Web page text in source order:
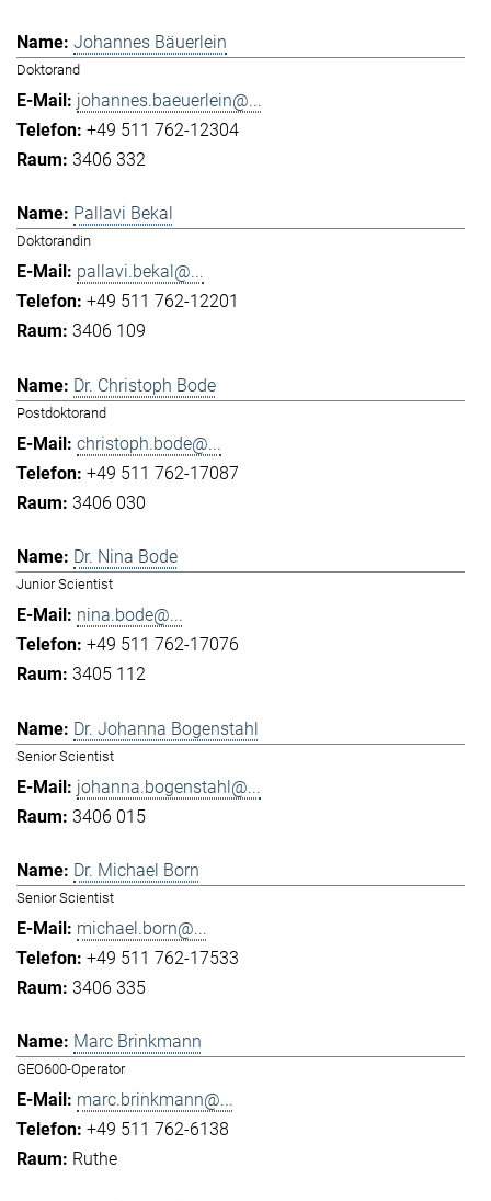
Johannes Bäuerlein
Doktorand
johannes.baeuerlein@...
+49 511 762-12304
3406 332
Pallavi Bekal
Doktorandin
pallavi.bekal@...
+49 511 762-12201
3406 109
Dr. Christoph Bode
Postdoktorand
christoph.bode@...
+49 511 762-17087
3406 030
Dr. Nina Bode
Junior Scientist
nina.bode@...
+49 511 762-17076
3405 112
Dr. Johanna Bogenstahl
Senior Scientist
johanna.bogenstahl@...
3406 015
Dr. Michael Born
Senior Scientist
michael.born@...
+49 511 762-17533
3406 335
Marc Brinkmann
GEO600-Operator
marc.brinkmann@...
+49 511 762-6138
Ruthe